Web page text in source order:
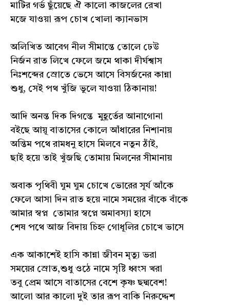
মাটির গর্ভ ছুঁয়েছে ঐ কালো কাজলের রেখা
মজে যাওয়া রূপ চোখ খোলা ক্যানভাস
অলিখিত আবেগ নীল সীমান্তে তোলে ঢেউ
নির্জন রাত লিখে ফেলে জমে থাকা দীর্ঘশ্বাস
নিঃশব্দের স্রোতে ভেসে আসে বিসর্জনের কান্না
শুধু, সেই পথ খুঁজি ভুলে যাওয়া ঠিকানায়!
আদি অনন্ত দিক দিগন্তে মুহূর্তের আনাগোনা
বইছে আয়ূ বাতাসের কোলে আঁধারের নিশানায়
অন্তিম পথে রামধনু হাসে মিলবে নতুন ঠাঁই,
ছাই হয়ে তাই খুঁজছি তোমায় মিলনের সীমানায়
অবাক পৃথিবী ঘুম ঘুম চোখে ভোরের সূর্য আঁকে
ফেলে আসা দিন রাত হয়ে নামে সময়ের বাঁকে বাঁকে
আমার স্বপ্ন তোমার স্বপ্নে অমাবস্যা হাসে
শেষ পথে আজ বিদায় চিহ্ন গোধূলির চোখে ভাসে
এক আকাশেই হাসি কান্না জীবন মৃত্যু ভরা
সময়ের স্রোত,শুধু ওঠে নামে সৃষ্টি ধ্বংস খরা
তবু প্রেম আসে বাতাসের বেশে কৃষ্ণ ছদ্মবেশ!
আলো আর কালো দুই তার রূপ বাকি নিরুদ্দেশ